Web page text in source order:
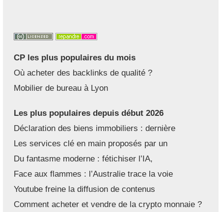
CP les plus populaires du mois
Où acheter des backlinks de qualité ?
Mobilier de bureau à Lyon
Les plus populaires depuis début 2026
Déclaration des biens immobiliers : dernière
Les services clé en main proposés par un
Du fantasme moderne : fétichiser l’IA,
Face aux flammes : l’Australie trace la voie
Youtube freine la diffusion de contenus
Comment acheter et vendre de la crypto monnaie ?